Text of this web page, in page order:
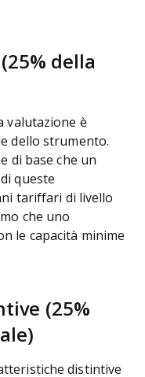
della
valutazione è
dello strumento.
di base che un
queste
tariffari di livello
che uno
le capacità minime
(25%
distintive